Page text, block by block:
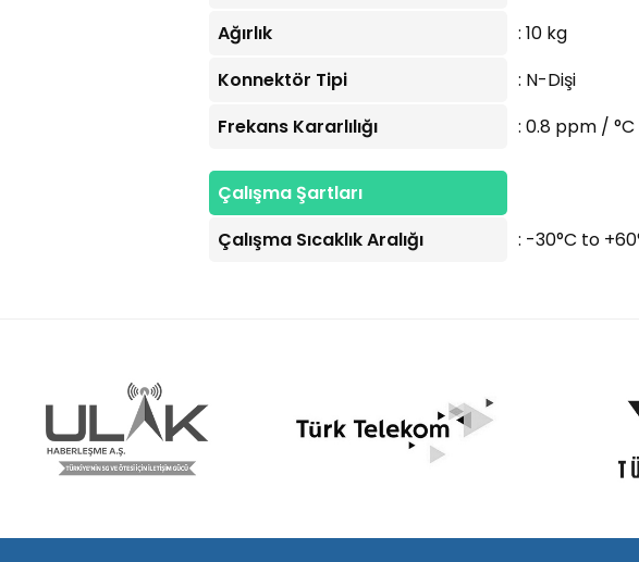
Ağırlık
: 10 kg
Konnektör Tipi
: N-Dişi
Frekans Kararlılığı
: 0.8 ppm / °C
Çalışma Şartları
Çalışma Sıcaklık Aralığı
: -30°C to